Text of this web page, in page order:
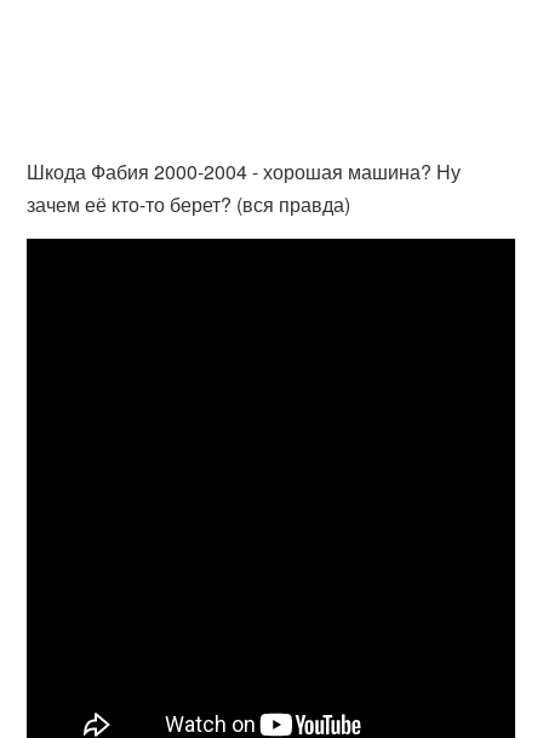
Шкода Фабия 2000-2004 - хорошая машина? Ну
зачем её кто-то берет? (вся правда)